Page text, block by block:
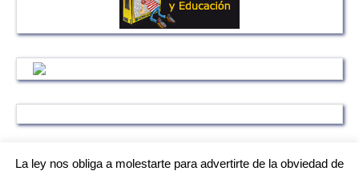
La ley nos obliga a molestarte para advertirte de la obviedad de